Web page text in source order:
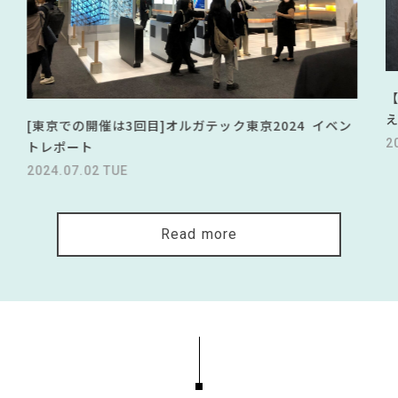
[東京での開催は3回目]オルガテック東京2024 イベン
トレポート
2024.07.02 TUE
Read more